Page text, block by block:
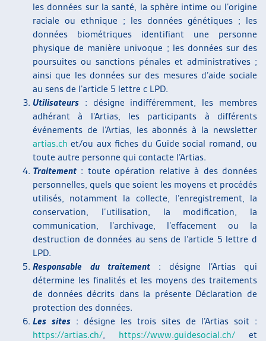
les données sur la santé, la sphère intime ou l’origine
raciale ou ethnique ; les données génétiques ; les
données biométriques identifiant une personne
physique de manière univoque ; les données sur des
poursuites ou sanctions pénales et administratives ;
ainsi que les données sur des mesures d’aide sociale
au sens de l’article 5 lettre c LPD.
Utilisateurs : désigne indifféremment, les membres
adhérant à l’Artias, les participants à différents
événements de l’Artias, les abonnés à la newsletter
artias.ch et/ou aux fiches du Guide social romand, ou
toute autre personne qui contacte l’Artias.
Traitement : toute opération relative à des données
personnelles, quels que soient les moyens et procédés
utilisés, notamment la collecte, l’enregistrement, la
conservation, l’utilisation, la modification, la
communication, l’archivage, l’effacement ou la
destruction de données au sens de l’article 5 lettre d
LPD.
Responsable du traitement : désigne l’Artias qui
détermine les finalités et les moyens des traitements
de données décrits dans la présente Déclaration de
protection des données.
Les sites : désigne les trois sites de l’Artias soit :
https://artias.ch/
https://www.guidesocial.ch/ et